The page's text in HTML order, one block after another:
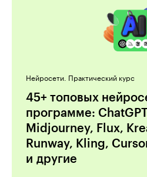
Нейросети. Практический курс
45+ топовых
программе:
Midjourney, Flux,
Runway, Kling,
и другие